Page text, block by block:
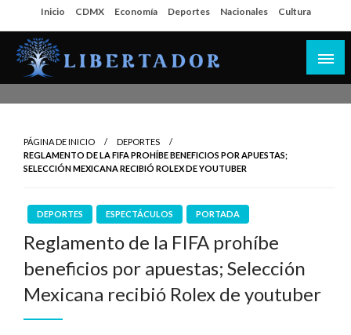
al
contenido
Inicio CDMX Economía Deportes Nacionales Cultura
PÁGINA DE INICIO
DEPORTES
REGLAMENTO DE LA FIFA PROHÍBE BENEFICIOS POR APUESTAS;
SELECCIÓN MEXICANA RECIBIÓ ROLEX DE YOUTUBER
DEPORTES ESPECTÁCULOS PORTADA
Reglamento de la FIFA prohíbe
beneficios por apuestas; Selección
Mexicana recibió Rolex de youtuber